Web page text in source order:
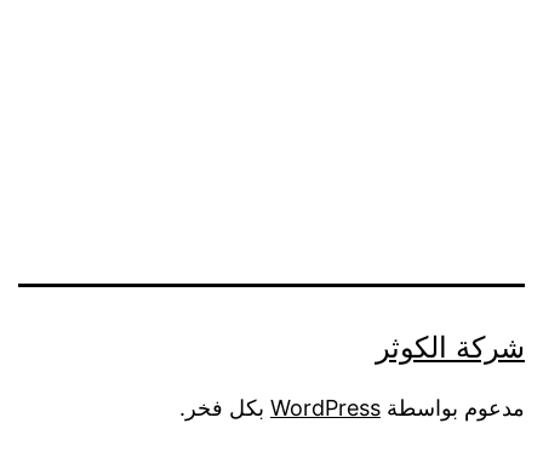
شركة الكوثر
مدعوم بواسطة WordPress بكل فخر.